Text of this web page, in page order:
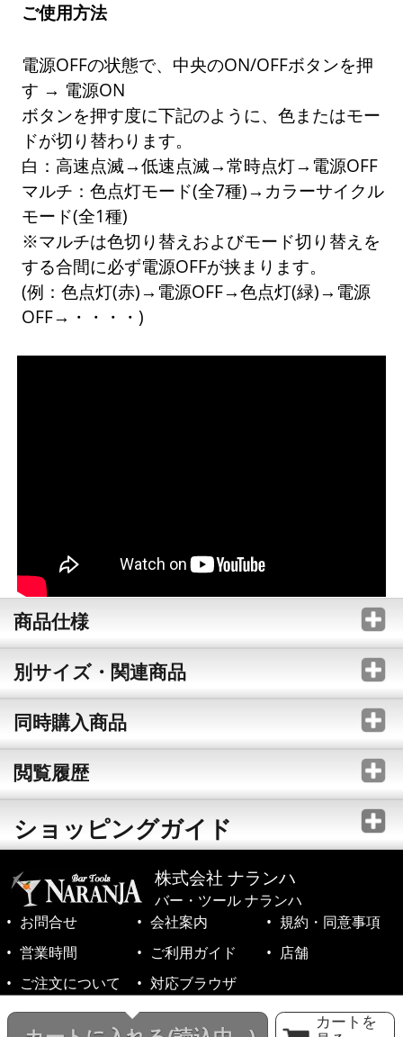
カートを
ご使用方法
電源OFFの状態で、中央のON/OFFボタンを押
す → 電源ON
ボタンを押す度に下記のように、色またはモー
ドが切り替わります。
白：高速点滅→低速点滅→常時点灯→電源OFF
マルチ：色点灯モード(全7種)→カラーサイクル
モード(全1種)
※マルチは色切り替えおよびモード切り替えを
する合間に必ず電源OFFが挟まります。
(例：色点灯(赤)→電源OFF→色点灯(緑)→電源
OFF→・・・・)
商品仕様
別サイズ・関連商品
同時購入商品
閲覧履歴
ショッピングガイド
株式会社 ナランハ
バー・ツール ナランハ
お問合せ
会社案内
規約・同意事項
営業時間
ご利用ガイド
店舗
ご注文について
対応ブラウザ
©1999-2026 NARANJA Inc. All Rights Reserved.